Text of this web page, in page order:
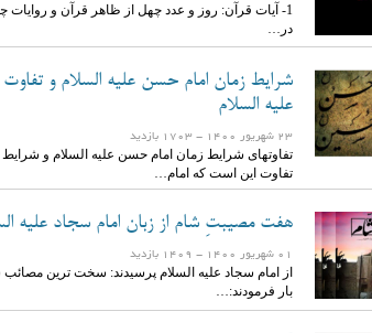
1- آیات قرآن: روز و عدد چهل از ظاهر قرآن و روایات
در…
شرایط زمان امام حسن علیه السلام و
علیه السلام
23 شهریور 1400 - 1703 بازدید
تفاوتهای شرایط زمان امام حسن علیه السلام و
تفاوت این است که امام…
هفت مصیبتِ شام از زبان امام سجاد علیه
01 شهریور 1400 - 1409 بازدید
از امام سجاد علیه السلام پرسیدند:‌ سخت ترین
بار فرمودند:…